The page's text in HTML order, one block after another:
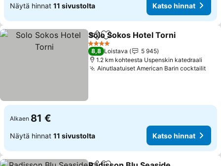
Näytä hinnat 11 sivustolta Katso hinnat
Jaa Lisää suosikkeihin
Solo Sokos Hotel Torni
4 Tähtiluokitus
8,8 Loistava
5 945
1.2 km kohteesta Uspenskin katedraali
Ainutlaatuiset American Barin cocktailit
Alkaen 81 €
Näytä hinnat 11 sivustolta Katso hinnat